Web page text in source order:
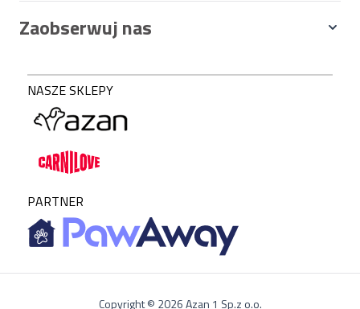
Zaobserwuj nas
NASZE SKLEPY
PARTNER
Copyright © 2026 Azan 1 Sp.z o.o.